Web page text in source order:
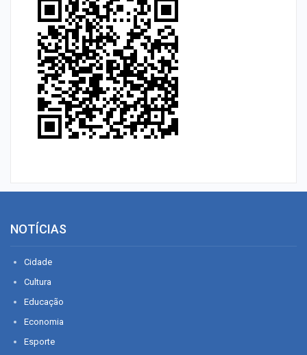
NOTÍCIAS
Cidade
Cultura
Educação
Economia
Esporte